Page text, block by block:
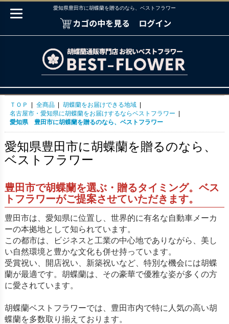
愛知県豊田市に胡蝶蘭を贈るのなら、ベストフラワー
ＴＯＰ 全商品 胡蝶蘭をお届けできる地域
名古屋市・愛知県に胡蝶蘭をお届けするならベストフラワー
愛知県 豊田市に胡蝶蘭を贈るのなら、ベストフラワー
愛知県豊田市に胡蝶蘭を贈るのなら、
ベストフラワー
豊田市で胡蝶蘭を選ぶ・贈るタイミング。ベス
トフラワーがご提案させていただきます。
豊田市は、愛知県に位置し、世界的に有名な自動車メーカ
ーの本拠地として知られています。
この都市は、ビジネスと工業の中心地でありながら、美し
い自然環境と豊かな文化も併せ持っています。
受賞祝い、開店祝い、新築祝いなど、特別な機会には胡蝶
蘭が最適です。胡蝶蘭は、その豪華で優雅な姿が多くの方
に愛されています。
胡蝶蘭ベストフラワーでは、豊田市内で特に人気の高い胡
蝶蘭を多数取り揃えております。